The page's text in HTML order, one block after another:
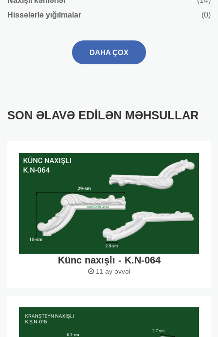
Hissələrlə yığılmalar
(0)
DAHA ÇOX
SON ƏLAVƏ EDILƏN MƏHSULLAR
Künc naxışlı - K.N-064
11 ay əvvəl